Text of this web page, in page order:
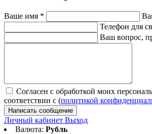
Ваше имя *
Телефон для
Ваш вопрос,
Согласен с обработкой моих
соответствии с (политикой
Написать сообщение
Личный кабинет Выход
Валюта: Рубль